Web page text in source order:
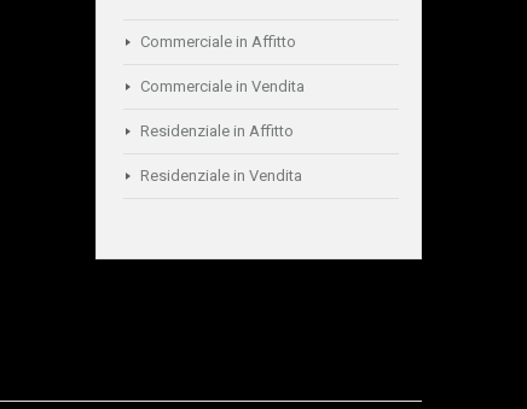
Commerciale in Affitto
Commerciale in Vendita
Residenziale in Affitto
Residenziale in Vendita